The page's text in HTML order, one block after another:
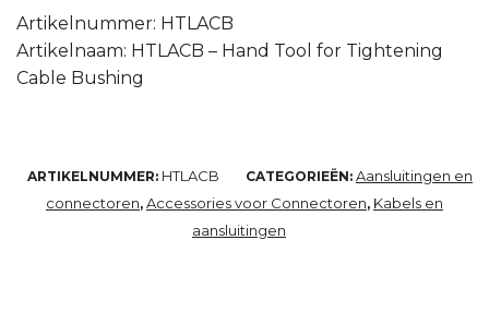
Artikelnummer: HTLACB
Artikelnaam: HTLACB – Hand Tool for Tightening
Cable Bushing
ARTIKELNUMMER: HTLACB CATEGORIEËN: Aansluitingen en
connectoren, Accessories voor Connectoren, Kabels en
aansluitingen